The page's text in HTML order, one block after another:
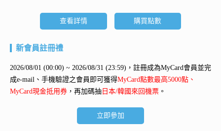
查看詳情 購買點數
新會員註冊禮
2026/08/01 (00:00) ~ 2026/08/31 (23:59)，註冊成為MyCard會員並完
成e-mail、手機驗證之會員即可獲得MyCard點數最高5000點、
MyCard現金抵用券 ，再加碼抽 日本/韓國來回機票 。
立即參加